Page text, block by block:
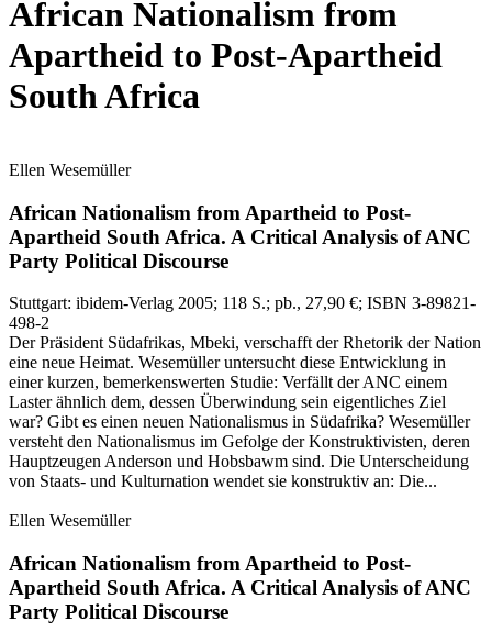
African Nationalism from
Apartheid to Post-Apartheid
South Africa
Ellen Wesemüller
African Nationalism from Apartheid to Post-
Apartheid South Africa. A Critical Analysis of ANC
Party Political Discourse
Stuttgart: ibidem-Verlag 2005; 118 S.; pb., 27,90 €; ISBN 3-89821-
498-2
Der Präsident Südafrikas, Mbeki, verschafft der Rhetorik der Nation
eine neue Heimat. Wesemüller untersucht diese Entwicklung in
einer kurzen, bemerkenswerten Studie: Verfällt der ANC einem
Laster ähnlich dem, dessen Überwindung sein eigentliches Ziel
war? Gibt es einen neuen Nationalismus in Südafrika? Wesemüller
versteht den Nationalismus im Gefolge der Konstruktivisten, deren
Hauptzeugen Anderson und Hobsbawm sind. Die Unterscheidung
von Staats- und Kulturnation wendet sie konstruktiv an: Die...
Ellen Wesemüller
African Nationalism from Apartheid to Post-
Apartheid South Africa. A Critical Analysis of ANC
Party Political Discourse